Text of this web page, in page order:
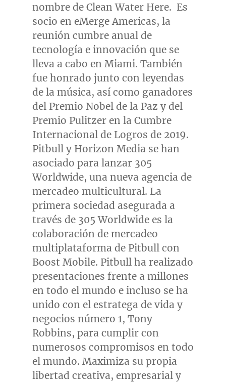
nombre de Clean Water Here. Es
socio en eMerge Americas, la
reunión cumbre anual de
tecnología e innovación que se
lleva a cabo en Miami. También
fue honrado junto con leyendas
de la música, así como ganadores
del Premio Nobel de la Paz y del
Premio Pulitzer en la Cumbre
Internacional de Logros de 2019.
Pitbull y Horizon Media se han
asociado para lanzar 305
Worldwide, una nueva agencia de
mercadeo multicultural. La
primera sociedad asegurada a
través de 305 Worldwide es la
colaboración de mercadeo
multiplataforma de Pitbull con
Boost Mobile. Pitbull ha realizado
presentaciones frente a millones
en todo el mundo e incluso se ha
unido con el estratega de vida y
negocios número 1, Tony
Robbins, para cumplir con
numerosos compromisos en todo
el mundo. Maximiza su propia
libertad creativa, empresarial y